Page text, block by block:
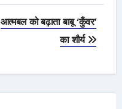
आत्मबल को बढ़ाता बाबू ‘कुँवर’
का शौर्य